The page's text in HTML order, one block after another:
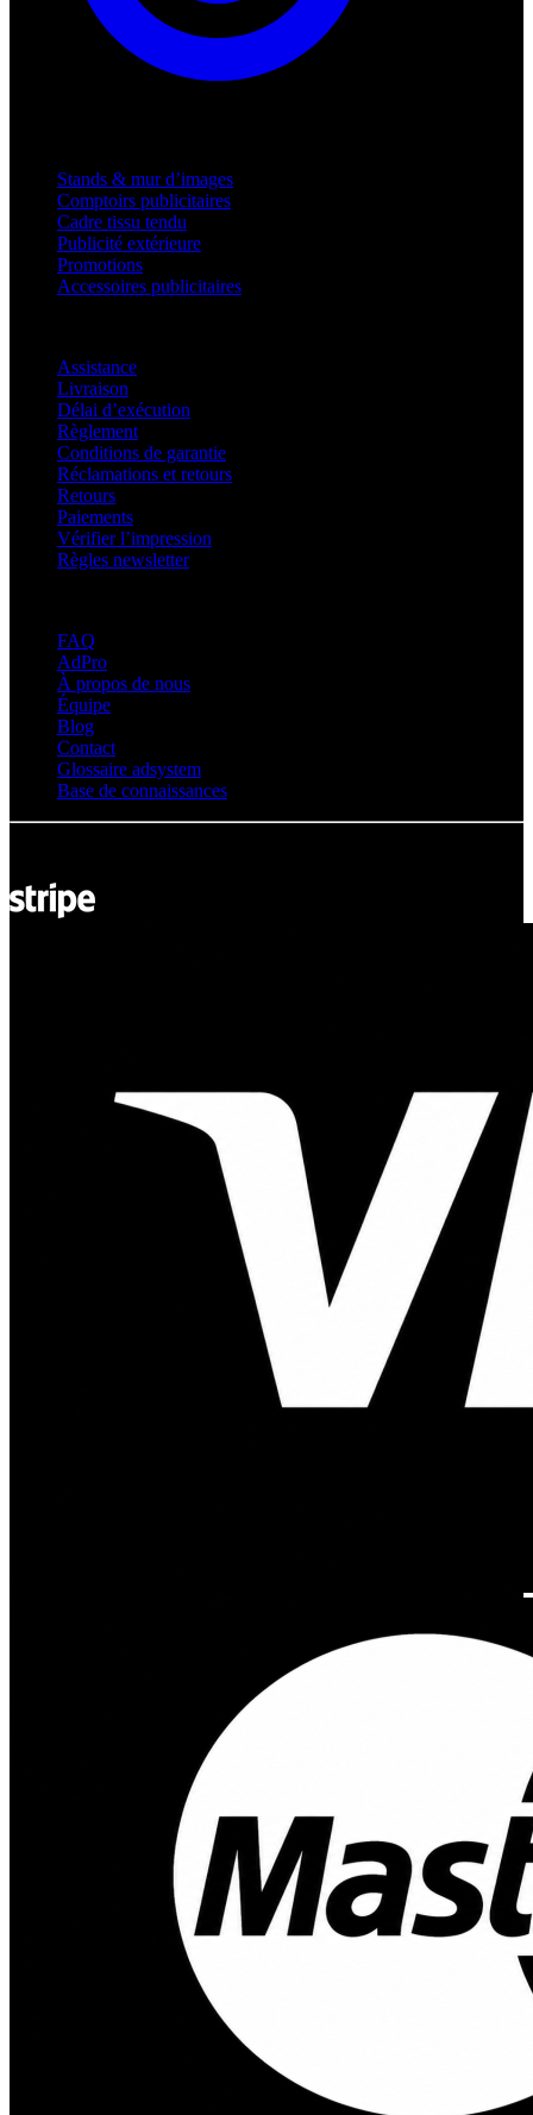
Stands & mur d’images
Comptoirs publicitaires
Cadre tissu tendu
Publicité extérieure
Promotions
Accessoires publicitaires
Assistance
Livraison
Délai d’exécution
Règlement
Conditions de garantie
Réclamations et retours
Retours
Paiements
Vérifier l’impression
Règles newsletter
FAQ
AdPro
À propos de nous
Équipe
Blog
Contact
Glossaire adsystem
Base de connaissances